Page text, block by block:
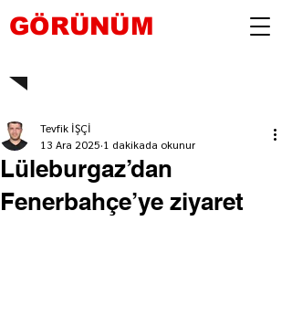
GÖRÜNÜM
Lüleburgaz’dan
Fenerbahçe’ye ziyaret
Tevfik İŞÇİ
13 Ara 2025 1 dakikada okunur